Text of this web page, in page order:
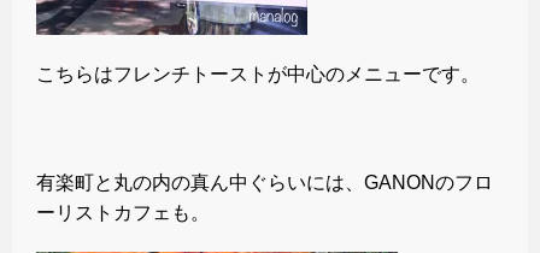
こちらはフレンチトーストが中心のメニューです。
有楽町と丸の内の真ん中ぐらいには、GANONのフロ
ーリストカフェも。